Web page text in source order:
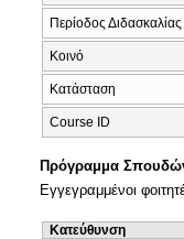
Περίοδος Διδασκαλίας
Κοινό
Κατάσταση
Course ID
Πρόγραμμα
Εγγεγραμμένοι
Κατεύθυνση